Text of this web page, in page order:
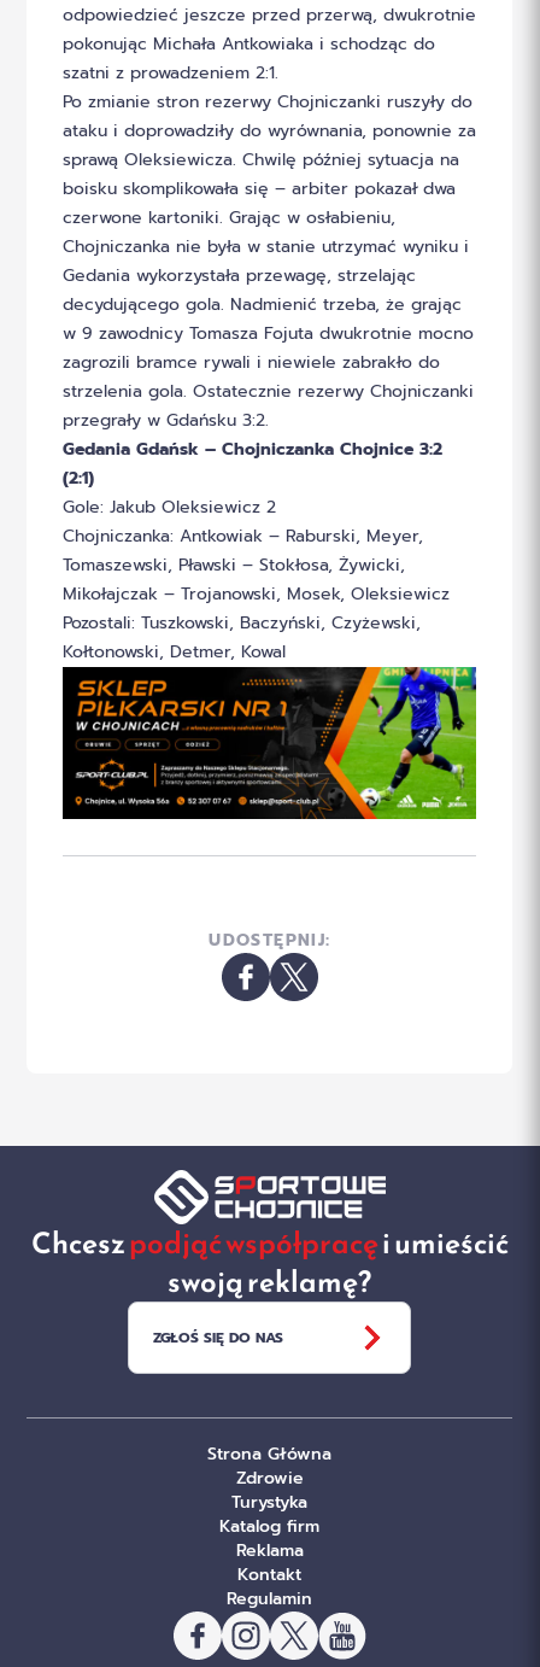
odpowiedzieć jeszcze przed przerwą, dwukrotnie
pokonując Michała Antkowiaka i schodząc do
szatni z prowadzeniem 2:1.
Po zmianie stron rezerwy Chojniczanki ruszyły do
ataku i doprowadziły do wyrównania, ponownie za
sprawą Oleksiewicza. Chwilę później sytuacja na
boisku skomplikowała się – arbiter pokazał dwa
czerwone kartoniki. Grając w osłabieniu,
Chojniczanka nie była w stanie utrzymać wyniku i
Gedania wykorzystała przewagę, strzelając
decydującego gola. Nadmienić trzeba, że grając
w 9 zawodnicy Tomasza Fojuta dwukrotnie mocno
zagrozili bramce rywali i niewiele zabrakło do
strzelenia gola. Ostatecznie rezerwy Chojniczanki
przegrały w Gdańsku 3:2.
Gedania Gdańsk – Chojniczanka Chojnice 3:2
(2:1)
Gole: Jakub Oleksiewicz 2
Chojniczanka: Antkowiak – Raburski, Meyer,
Tomaszewski, Pławski – Stokłosa, Żywicki,
Mikołajczak – Trojanowski, Mosek, Oleksiewicz
Pozostali: Tuszkowski, Baczyński, Czyżewski,
Kołtonowski, Detmer, Kowal
UDOSTĘPNIJ:
Chceszpodjąć współpracęi umieścić
swoją reklamę?
ZGŁOŚ SIĘ DO NAS
Strona Główna
Zdrowie
Turystyka
Katalog firm
Reklama
Kontakt
Regulamin